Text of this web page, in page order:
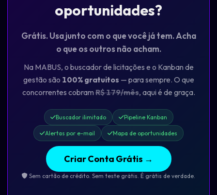
oportunidades?
Grátis. Usa junto com o que você já tem. Acha
o que os outros não acham.
Na MABUS, o buscador de licitações e o Kanban de
gestão são 100% gratuitos — para sempre. O que
concorrentes cobramR$ 179/mês, aqui é de graça.
Buscador ilimitado Pipeline Kanban
Alertas por e-mail Mapa de oportunidades
Criar Conta Grátis →
Sem cartão de crédito. Sem teste grátis. É grátis de verdade.